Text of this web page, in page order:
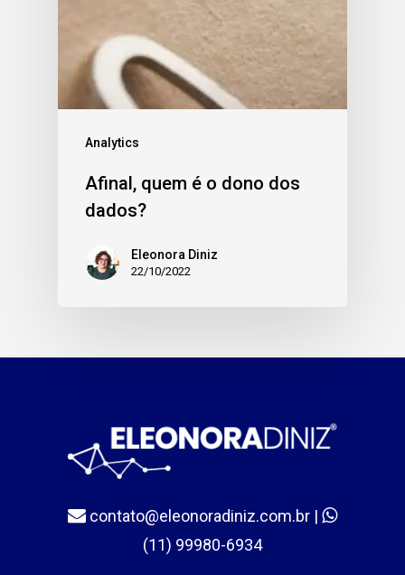
Analytics
Afinal, quem é o dono dos
dados?
Eleonora Diniz
22/10/2022
contato@eleonoradiniz.com.br |
(11) 99980-6934